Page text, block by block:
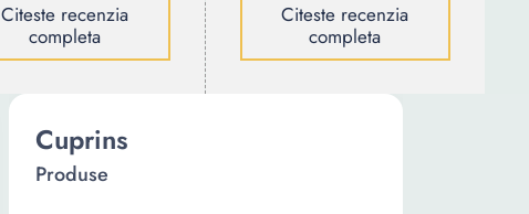
Citeste recenzia
completa
Citeste recenzia
completa
Cuprins
Produse